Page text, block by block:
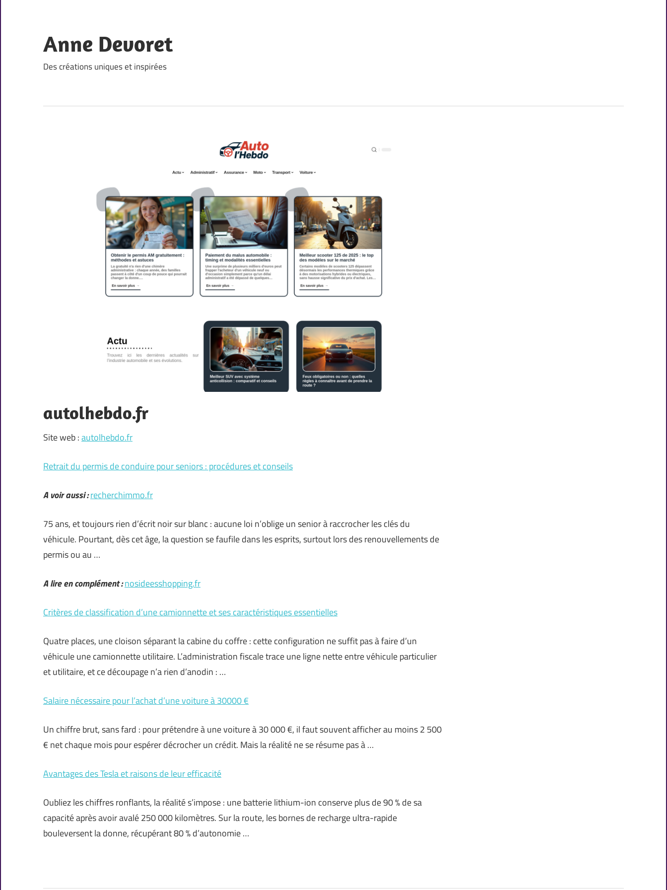
content
Anne Devoret
Des créations uniques et inspirées
autolhebdo.fr
Site web :autolhebdo.fr
Retrait du permis de conduire pour seniors : procédures et conseils
A voir aussi :recherchimmo.fr
75 ans, et toujours rien d’écrit noir sur blanc : aucune loi n’oblige un senior à raccrocher les clés du
véhicule. Pourtant, dès cet âge, la question se faufile dans les esprits, surtout lors des renouvellements de
permis ou au …
A lire en complément :nosideesshopping.fr
Critères de classification d’une camionnette et ses caractéristiques essentielles
Quatre places, une cloison séparant la cabine du coffre : cette configuration ne suffit pas à faire d’un
véhicule une camionnette utilitaire. L’administration fiscale trace une ligne nette entre véhicule particulier
et utilitaire, et ce découpage n’a rien d’anodin : …
Salaire nécessaire pour l’achat d’une voiture à 30000 €
Un chiffre brut, sans fard : pour prétendre à une voiture à 30 000 €, il faut souvent afficher au moins 2 500
€ net chaque mois pour espérer décrocher un crédit. Mais la réalité ne se résume pas à …
Avantages des Tesla et raisons de leur efficacité
Oubliez les chiffres ronflants, la réalité s’impose : une batterie lithium-ion conserve plus de 90 % de sa
capacité après avoir avalé 250 000 kilomètres. Sur la route, les bornes de recharge ultra-rapide
bouleversent la donne, récupérant 80 % d’autonomie …